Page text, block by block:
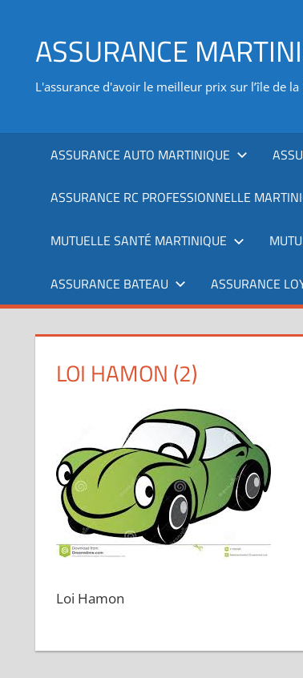
contenuASSURANCE
L'assurance d'avoir le meilleur prix sur l’île de
ASSURANCE AUTO MARTINIQUE
ASSURANCE RC PROFESSIONNELLE
MUTUELLE SANTÉ MARTINIQUE
ASSURANCE BATEAU ASSURANCE
LOI HAMON (2)
Loi Hamon